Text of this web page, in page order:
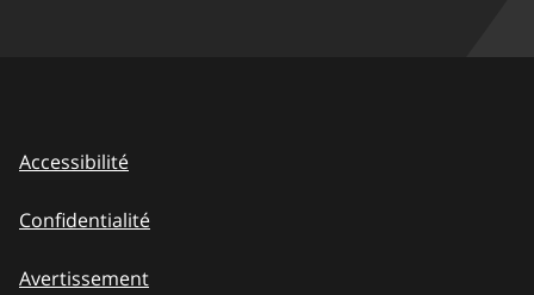
Accessibilité
Confidentialité
Avertissement